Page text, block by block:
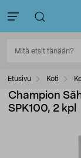
Etusivu Koti
Champion
SPK100, 2 kpl